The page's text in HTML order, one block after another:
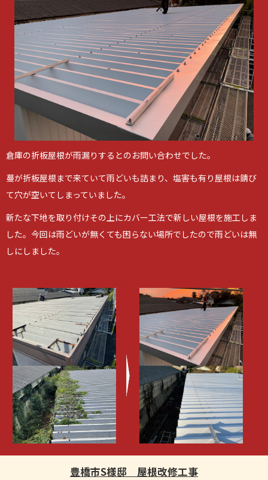
倉庫の折板屋根が雨漏りするとのお問い合わせでした。
蔓が折板屋根まで来ていて雨どいも詰まり、塩害も有り屋根は錆び
て穴が空いてしまっていました。
新たな下地を取り付けその上にカバー工法で新しい屋根を施工しま
した。今回は雨どいが無くても困らない場所でしたので雨どいは無
しにしました。
豊橋市S様邸 屋根改修工事